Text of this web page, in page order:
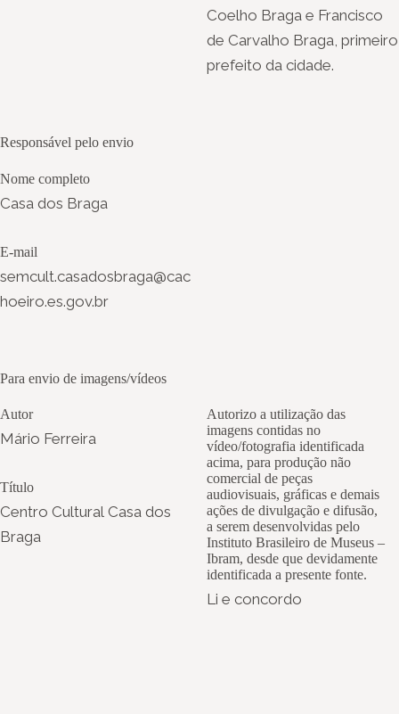
Coelho Braga e Francisco
de Carvalho Braga, primeiro
prefeito da cidade.
Responsável pelo envio
Nome completo
Casa dos Braga
E-mail
semcult.casadosbraga@cac
hoeiro.es.gov.br
Para envio de imagens/vídeos
Autor
Mário Ferreira
Título
Centro Cultural Casa dos
Braga
Autorizo a utilização das
imagens contidas no
vídeo/fotografia identificada
acima, para produção não
comercial de peças
audiovisuais, gráficas e demais
ações de divulgação e difusão,
a serem desenvolvidas pelo
Instituto Brasileiro de Museus –
Ibram, desde que devidamente
identificada a presente fonte.
Li e concordo